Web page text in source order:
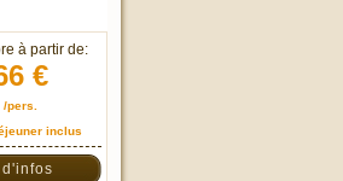
à partir de:
€
/pers.
inclus
d'infos